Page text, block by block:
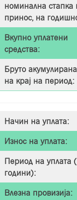
номинална стапка
принос, на
Вкупно уплатени
средства:
Бруто
на крај на период:
Начин на уплата:
Износ на уплата:
Период на уплата
години):
Влезна провизија: